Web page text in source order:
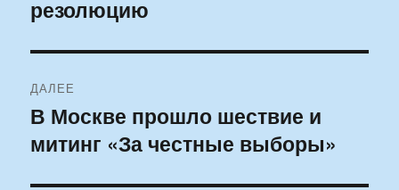
резолюцию
ДАЛЕЕ
Следующая
запись:
В Москве прошло шествие и
митинг «За честные выборы»